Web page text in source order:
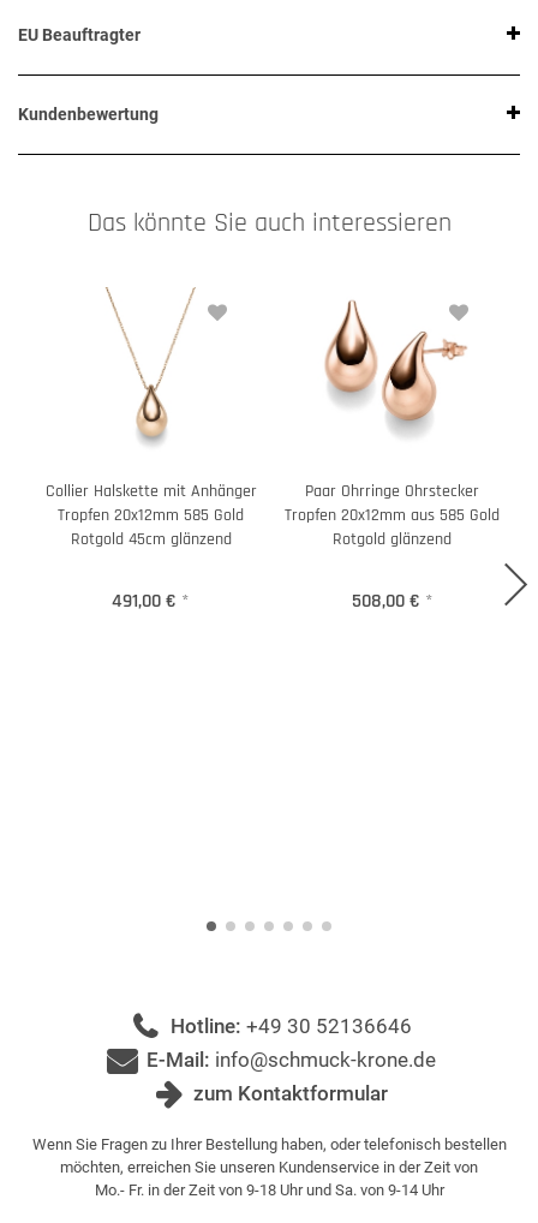
EU Beauftragter
Kundenbewertung
Das könnte Sie auch interessieren
Collier Halskette mit Anhänger
Tropfen 20x12mm 585 Gold
Rotgold 45cm glänzend
491,00 € *
Paar Ohrringe Ohrstecker
Tropfen 20x12mm aus 585 Gold
Rotgold glänzend
508,00 € *
Hotline: +49 30 52136646
E-Mail: info@schmuck-krone.de
zum Kontaktformular
Wenn Sie Fragen zu Ihrer Bestellung haben, oder telefonisch bestellen
möchten, erreichen Sie unseren Kundenservice in der Zeit von
Mo.- Fr. in der Zeit von 9-18 Uhr und Sa. von 9-14 Uhr